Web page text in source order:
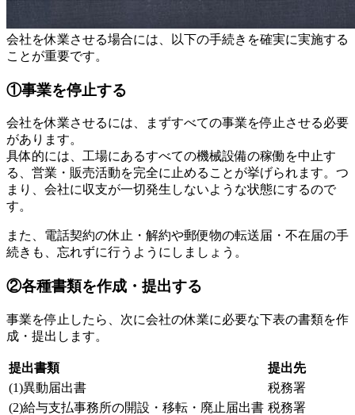
会社を休業させる場合には、以下の手続きを確実に実施する
ことが重要です。
①事業を停止する
会社を休業させるには、まずすべての事業を停止させる必要
があります。
具体的には、工場にあるすべての機械設備の稼働を中止す
る、営業・販売活動を完全に止めることが挙げられます。つ
まり、会社に収支が一切発生しないような状態にするので
す。
また、電話契約の休止・解約や郵便物の転送届・不在届の手
続きも、忘れずに行うようにしましょう。
②各種書類を作成・提出する
事業を停止したら、次に会社の休業に必要な下表の書類を作
成・提出します。
提出書類
提出先
(1)異動届出書
税務署
(2)給与支払事務所の開設・移転・廃止届出書 税務署